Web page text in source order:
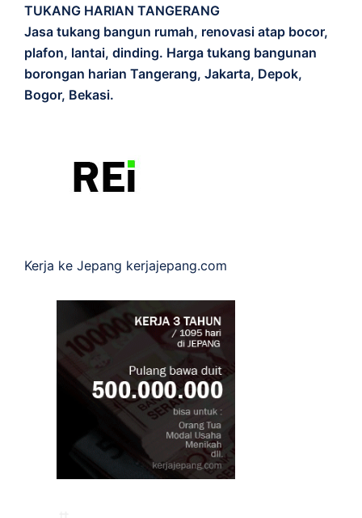
TUKANG HARIAN TANGERANG
Jasa tukang bangun rumah, renovasi atap bocor,
plafon, lantai, dinding. Harga tukang bangunan
borongan harian Tangerang, Jakarta, Depok,
Bogor, Bekasi.
Kerja ke Jepang kerjajepang.com